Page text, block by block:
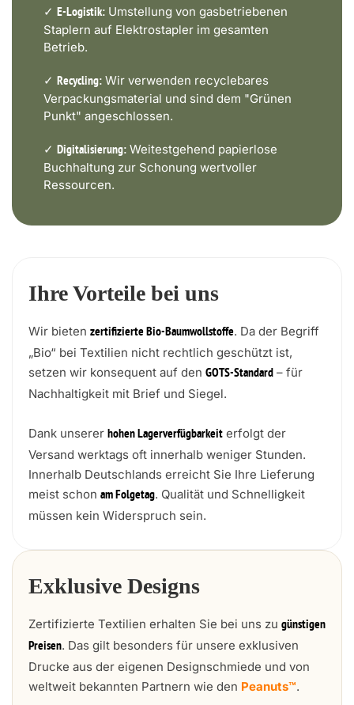
✓ E-Logistik: Umstellung von gasbetriebenen
Staplern auf Elektrostapler im gesamten
Betrieb.
✓ Recycling: Wir verwenden recyclebares
Verpackungsmaterial und sind dem "Grünen
Punkt" angeschlossen.
✓ Digitalisierung: Weitestgehend papierlose
Buchhaltung zur Schonung wertvoller
Ressourcen.
Ihre Vorteile bei uns
Wir bieten zertifizierte Bio-Baumwollstoffe. Da der Begriff
„Bio“ bei Textilien nicht rechtlich geschützt ist,
setzen wir konsequent auf den GOTS-Standard – für
Nachhaltigkeit mit Brief und Siegel.
Dank unserer hohen Lagerverfügbarkeit erfolgt der
Versand werktags oft innerhalb weniger Stunden.
Innerhalb Deutschlands erreicht Sie Ihre Lieferung
meist schon am Folgetag. Qualität und Schnelligkeit
müssen kein Widerspruch sein.
Exklusive Designs
Zertifizierte Textilien erhalten Sie bei uns zu günstigen
Preisen. Das gilt besonders für unsere exklusiven
Drucke aus der eigenen Designschmiede und von
weltweit bekannten Partnern wie den Peanuts™.